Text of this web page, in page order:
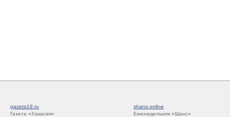
gazeta19.ru
Газета «Хакасия»
shans.online
Еженедельник «Шанс»